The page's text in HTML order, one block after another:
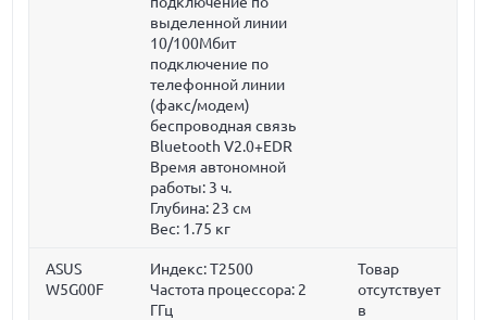
выделенной линии
10/100Мбит
подключение по
телефонной линии
(факс/модем)
беспроводная связь
Bluetooth V2.0+EDR
Время автономной
работы: 3 ч.
Глубина: 23 см
Вес: 1.75 кг
ASUS
W5G00F
Индекс: T2500
Частота процессора: 2
ГГц
Товар
отсутствует
в